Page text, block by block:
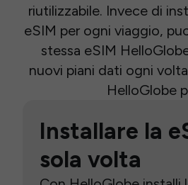
riutilizzabile. Invece di
eSIM per ogni viaggio,
stessa eSIM
nuovi piani dati ogni
HelloGlobe
Installare la
sola volta